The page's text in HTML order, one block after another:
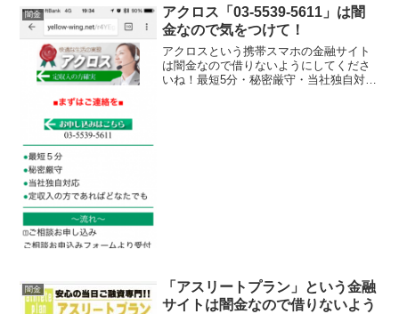
闇金
アクロス「03-5539-5611」は闇
金なので気をつけて！
アクロスという携帯スマホの金融サイト
は闇金なので借りないようにしてくださ
いね！最短5分・秘密厳守・当社独自対
闇金
「アスリートプラン」という金融
サイトは闇金なので借りないよう